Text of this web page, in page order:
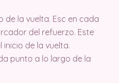
de la vuelta. Esc en cada
del refuerzo. Este
de la vuelta.
punto a lo largo de la